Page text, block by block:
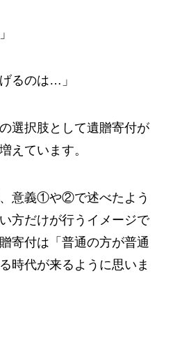
るのは…」
選択肢として遺贈寄付が
えています。
意義①や②で述べたよう
方だけが行うイメージで
寄付は「普通の方が普通
時代が来るように思いま